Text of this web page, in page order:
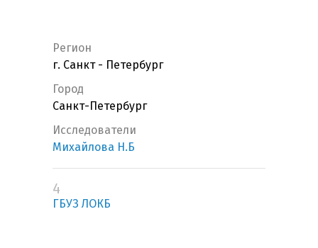
Регион
г. Санкт - Петербург
Город
Санкт-Петербург
Исследователи
Михайлова Н.Б
4
ГБУЗ ЛОКБ